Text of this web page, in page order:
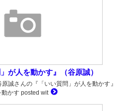
が人を動かす』（谷原誠）
誠さんの『「いい質問」が人を動かす』
かす posted wit